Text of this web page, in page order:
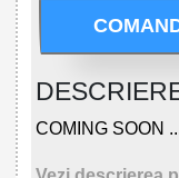
COMING SOON